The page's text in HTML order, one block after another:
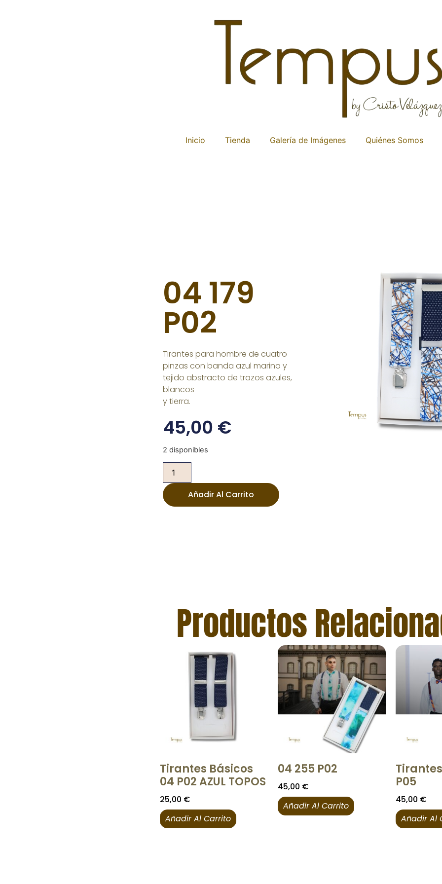
Inicio Tienda Galería de Imágenes Quiénes Somos
04 179
P02
Tirantes para hombre de cuatro
pinzas con banda azul marino y
tejido abstracto de trazos azules,
blancos
y tierra.
45,00 €
2 disponibles
Añadir Al Carrito
Productos
Tirantes Básicos
04 P02 AZUL TOPOS
25,00 €
Añadir Al Carrito
04 255 P02
45,00 €
Añadir Al Carrito
P05
45,00 €
Añadir Al